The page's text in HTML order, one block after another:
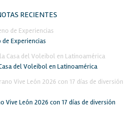
RECIENTES
Experiencias
del Voleibol en Latinoamérica
Vive León 2026 con 17 días de diversión